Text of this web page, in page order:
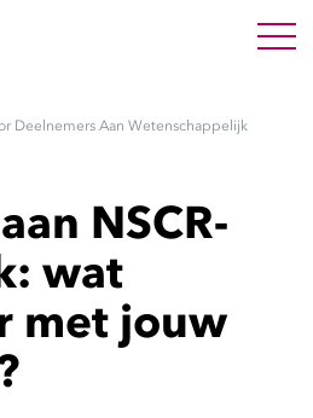
Deelnemers Aan Wetenschappelijk
NSCR-
wat
met jouw